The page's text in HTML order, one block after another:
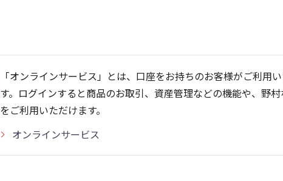
13週移動平均 26週移動平均
5ヶ月移動平均 25ヶ月移動平均
「オンラインサービス」とは、口座をお持ちのお客様がご利用
す。ログインすると商品のお取引、資産管理などの機能や、野
をご利用いただけます。
オンラインサービス